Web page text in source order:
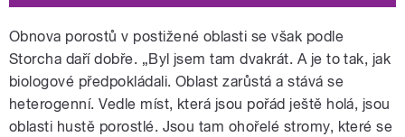
Obnova porostů v postižené oblasti se však podle
Storcha daří dobře. „Byl jsem tam dvakrát. A je to tak, jak
biologové předpokládali. Oblast zarůstá a stává se
heterogenní. Vedle míst, která jsou pořád ještě holá, jsou
oblasti hustě porostlé. Jsou tam ohořelé stromy, které se